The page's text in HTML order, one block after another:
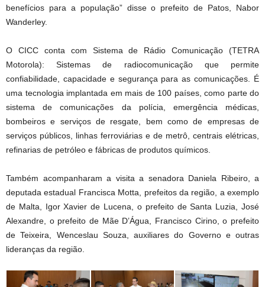
benefícios para a população” disse o prefeito de Patos, Nabor
Wanderley.
O CICC conta com Sistema de Rádio Comunicação (TETRA
Motorola): Sistemas de radiocomunicação que permite
confiabilidade, capacidade e segurança para as comunicações. É
uma tecnologia implantada em mais de 100 países, como parte do
sistema de comunicações da polícia, emergência médicas,
bombeiros e serviços de resgate, bem como de empresas de
serviços públicos, linhas ferroviárias e de metrô, centrais elétricas,
refinarias de petróleo e fábricas de produtos químicos.
Também acompanharam a visita a senadora Daniela Ribeiro, a
deputada estadual Francisca Motta, prefeitos da região, a exemplo
de Malta, Igor Xavier de Lucena, o prefeito de Santa Luzia, José
Alexandre, o prefeito de Mãe D’Água, Francisco Cirino, o prefeito
de Teixeira, Wenceslau Souza, auxiliares do Governo e outras
lideranças da região.